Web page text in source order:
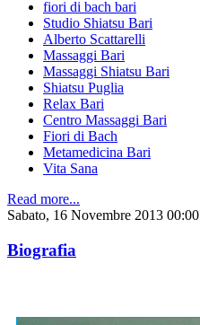
fiori di bach bari
Studio Shiatsu Bari
Alberto Scattarelli
Massaggi Bari
Massaggi Shiatsu Bari
Shiatsu Puglia
Relax Bari
Centro Massaggi Bari
Fiori di Bach
Metamedicina Bari
Vita Sana
Read more...
Sabato, 16 Novembre 2013 00:00
Biografia